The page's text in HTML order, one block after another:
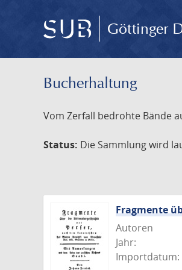
Göttinger
Bucherhaltung
Vom Zerfall bedrohte Bände
Status: Die Sammlung wird
Fragmente
Autoren
Jahr:
Importdatum: